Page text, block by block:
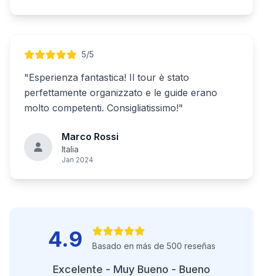
5/5
"Esperienza fantastica! Il tour è stato
perfettamente organizzato e le guide erano
molto competenti. Consigliatissimo!"
Marco Rossi
Italia
Jan 2024
4.9 Basado en más de 500 reseñas
Excelente - Muy Bueno - Bueno